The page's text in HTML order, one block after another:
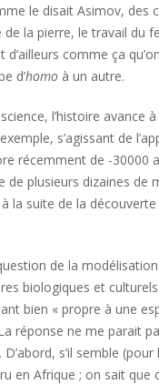
le disait Asimov, des
de la pierre, le travail du
d’ailleurs comme ça
d’homo à un autre.
l’histoire avance
s’agissant de
récemment de -30000
plusieurs dizaines de
la suite de la découverte
de la
biologiques et
bien « propre à une
réponse ne me parait
s’il semble (pour
en Afrique ; on sait que